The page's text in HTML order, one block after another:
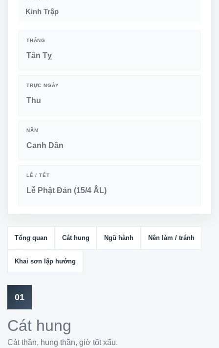
Kinh Trập
THÁNG
Tân Tỵ
TRỰC NGÀY
Thu
NĂM
Canh Dần
LỄ / TẾT
Lễ Phật Đản (15/4 ÂL)
Tổng quan Cát hung Ngũ hành Nên làm / tránh
Khai sơn lập hướng
01
Cát hung
Cát thần, hung thần, giờ tốt xấu.